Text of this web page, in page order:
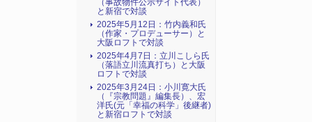
（事故物件公示サイト代表）
と新宿で対談
2025年5月12日：竹内義和氏
（作家・プロデューサー）と
大阪ロフトで対談
2025年4月7日：立川こしら氏
（落語立川流真打ち）と大阪
ロフトで対談
2025年3月24日：小川寛大氏
（『宗教問題』編集長）、宏
洋氏(元「幸福の科学」後継者)
と新宿ロフトで対談